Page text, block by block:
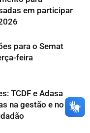
em participar
para o Semat
feira
TCDF e Adasa
na gestão e no